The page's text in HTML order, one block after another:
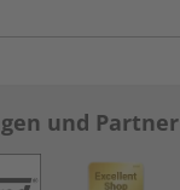
und Partner